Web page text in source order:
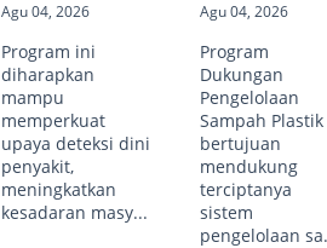
Agu 04, 2026
Program ini
diharapkan
mampu
memperkuat
upaya deteksi dini
penyakit,
meningkatkan
kesadaran masy...
Agu 04, 2026
Program
Dukungan
Pengelolaan
Sampah Plastik
bertujuan
mendukung
terciptanya
sistem
pengelolaan